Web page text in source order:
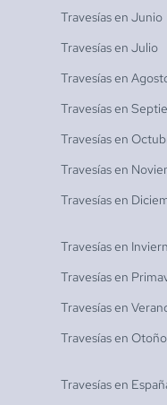
Travesías en Junio
Travesías en Julio
Travesías en
Travesías en
Travesías en
Travesías en
Travesías en
Travesías en
Travesías en
Travesías en
Travesías en Otoño
Travesías en